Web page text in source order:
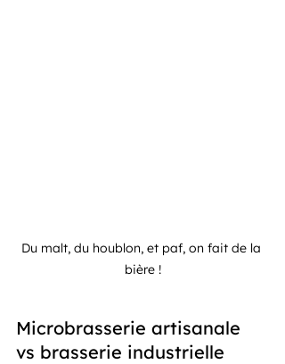
Du malt, du houblon, et paf, on fait de la
bière !
Microbrasserie artisanale
vs brasserie industrielle